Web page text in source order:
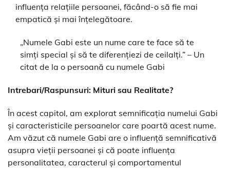
influența relațiile persoanei, făcând-o să fie mai
empatică și mai înțelegătoare.
„Numele Gabi este un nume care te face să te
simți special și să te diferențiezi de ceilalți.” – Un
citat de la o persoană cu numele Gabi
Intrebari/Raspunsuri: Mituri sau Realitate?
În acest capitol, am explorat semnificația numelui Gabi
și caracteristicile persoanelor care poartă acest nume.
Am văzut că numele Gabi are o influență semnificativă
asupra vieții persoanei și că poate influența
personalitatea, caracterul și comportamentul